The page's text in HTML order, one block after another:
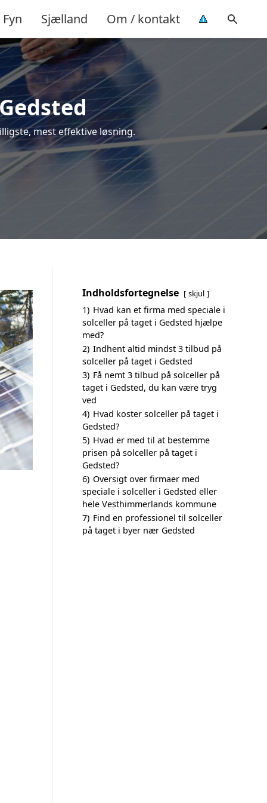
Fyn Sjælland Om / kontakt
mest effektive løsning.
Indholdsfortegnelse skjul
1) Hvad kan et firma med speciale i
solceller på taget i Gedsted hjælpe
med?
2) Indhent altid mindst 3 tilbud på
solceller på taget i Gedsted
3) Få nemt 3 tilbud på solceller på
taget i Gedsted, du kan være tryg
ved
4) Hvad koster solceller på taget i
Gedsted?
5) Hvad er med til at bestemme
prisen på solceller på taget i
Gedsted?
6) Oversigt over firmaer med
speciale i solceller i Gedsted eller
hele Vesthimmerlands kommune
7) Find en professionel til solceller
på taget i byer nær Gedsted